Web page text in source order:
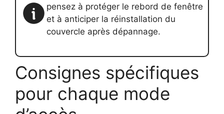
pensez à protéger le rebord de fenêtre
et à anticiper la réinstallation du
couvercle après dépannage.
Consignes spécifiques
pour chaque mode